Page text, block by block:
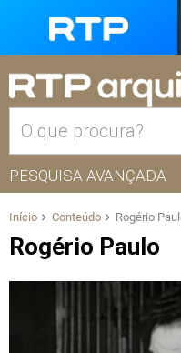
PESQUISA AVANÇADA
Início Conteúdo Rogério
Rogério Paulo